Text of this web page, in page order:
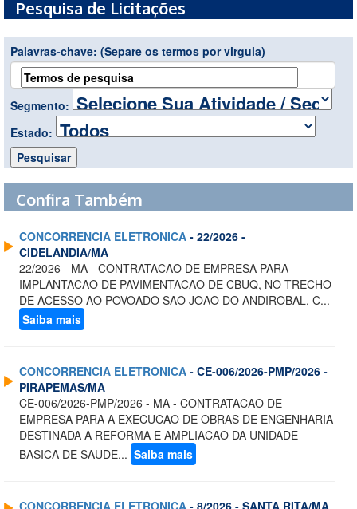
Pesquisa de Licitações
Palavras-chave: (Separe os termos por virgula)
Segmento:
Estado:
Confira Também
CONCORRENCIA ELETRONICA - 22/2026 -
CIDELANDIA/MA
22/2026 - MA - CONTRATACAO DE EMPRESA PARA
IMPLANTACAO DE PAVIMENTACAO DE CBUQ, NO TRECHO
DE ACESSO AO POVOADO SAO JOAO DO ANDIROBAL, C...
Saiba mais
CONCORRENCIA ELETRONICA - CE-006/2026-PMP/2026 -
PIRAPEMAS/MA
CE-006/2026-PMP/2026 - MA - CONTRATACAO DE
EMPRESA PARA A EXECUCAO DE OBRAS DE ENGENHARIA
DESTINADA A REFORMA E AMPLIACAO DA UNIDADE
BASICA DE SAUDE... Saiba mais